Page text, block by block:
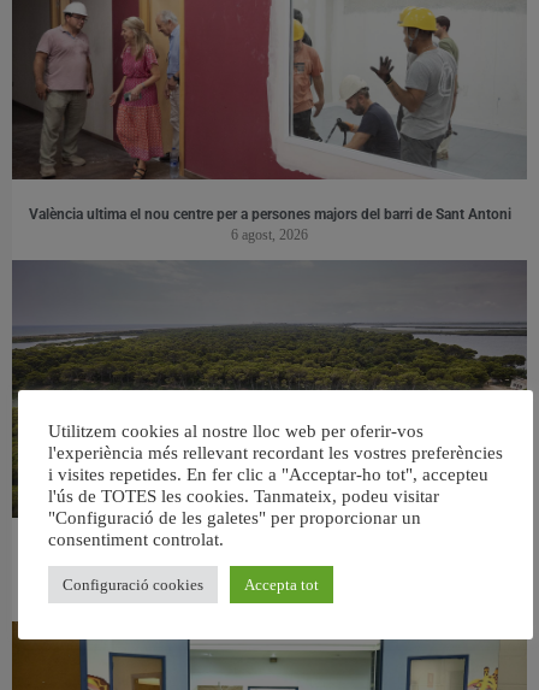
València ultima el nou centre per a persones majors del barri de Sant Antoni
6 agost, 2026
6 agost, 2026
Utilitzem cookies al nostre lloc web per oferir-vos
l'experiència més rellevant recordant les vostres preferències
i visites repetides. En fer clic a "Acceptar-ho tot", accepteu
l'ús de TOTES les cookies. Tanmateix, podeu visitar
"Configuració de les galetes" per proporcionar un
consentiment controlat.
Configuració cookies Accepta tot